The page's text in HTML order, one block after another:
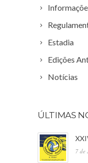
Estadia
Edições
Notícias
ÚLTIMAS
7 de